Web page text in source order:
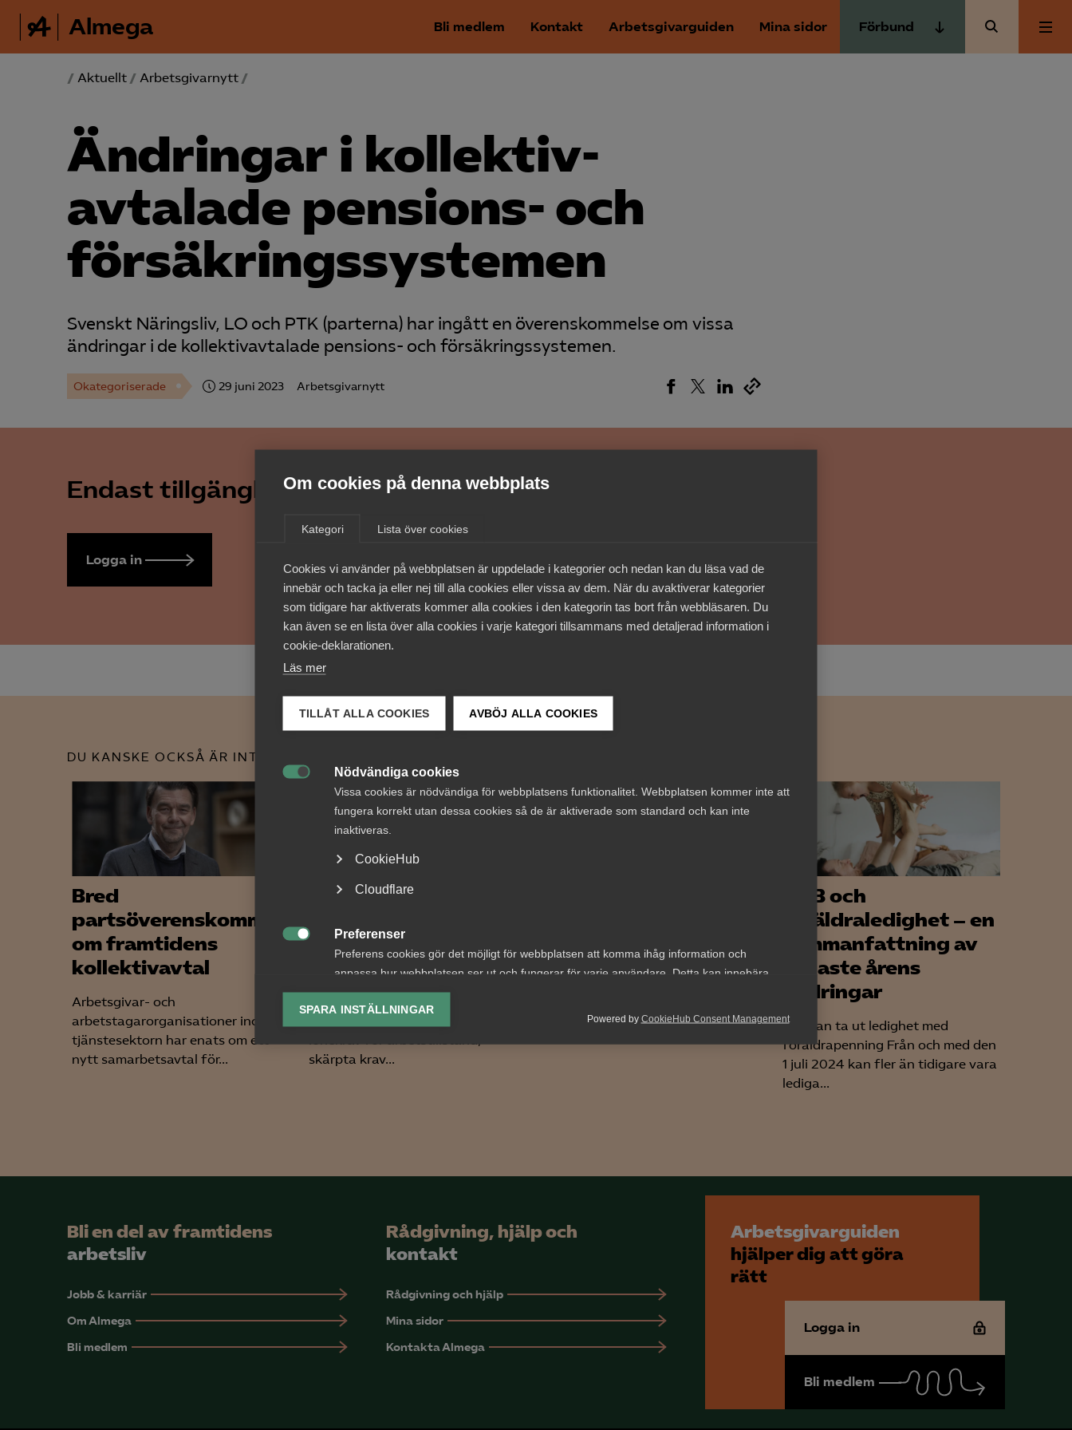
Om cookies på denna webbplats
Kategori Lista över cookies
Cookies vi använder på webbplatsen är uppdelade i kategorier och nedan kan du läsa vad de
innebär och tacka ja eller nej till alla cookies eller vissa av dem. När du avaktiverar kategorier
som tidigare har aktiverats kommer alla cookies i den kategorin tas bort från webbläsaren. Du
kan även se en lista över alla cookies i varje kategori tillsammans med detaljerad information i
cookie-deklarationen.
Läs mer
TILLÅT ALLA COOKIES AVBÖJ ALLA COOKIES
Nödvändiga cookies
Vissa cookies är nödvändiga för webbplatsens funktionalitet. Webbplatsen kommer inte att
fungera korrekt utan dessa cookies så de är aktiverade som standard och kan inte
inaktiveras.
CookieHub
Cloudflare
Preferenser
Preferens cookies gör det möjligt för webbplatsen att komma ihåg information och
anpassa hur webbplatsen ser ut och fungerar för varje användare. Detta kan innebära
lagring av vald valuta, region, språk eller färgschema.

Analys-cookies
Analyseringscookies hjälper oss förbättra webbplatsen genom att samla och rapportera
information om hur den används.
Marknadsförings-cookies
Marknadsförings-cookies används för att spåra gester på olika webbplatser för att kunna
Google Ads
YouTube
Powered by CookieHub Consent Management
SPARA INSTÄLLNINGAR
Almega Bli medlem Kontakt Arbetsgivarguiden Mina sidor Förbund
Press
Cookie-inställningar
/ Aktuellt / Arbetsgivarnytt /
Ändringar i kollektiv­
avtalade pensions- och
försäkringssystemen
Svenskt Näringsliv, LO och PTK (parterna) har ingått en överenskommelse om vissa
ändringar i de kollektivavtalade pensions- och försäkringssystemen.
Okategoriserade 29 juni 2023 Arbetsgivarnytt
Endast tillgänglig för medlemmar
Logga in
DU KANSKE OCKSÅ ÄR INTRESSERAD AV DETTA?
Bred
partsöverenskommelse
om framtidens
kollektivavtal
Arbetsgivar- och
arbetstagarorganisationer inom
tjänstesektorn har enats om ett
nytt samarbetsavtal för...
Nyheter om
sommaren 2026: Vad
gäller?
För arbetsgivare innebär årets
skärpta krav...
skjuts upp
Lönetransparensdirektivet
Syftet med direktivet är att stärka
VAB och
föräldraledighet – en
sammanfattning av
senaste årens
ändringar
Fler kan ta ut ledighet med
föräldrapenning Från och med den
1 juli 2024 kan fler än tidigare vara
lediga...
Bli en del av framtidens
arbetsliv
Jobb & karriär
Om Almega
Bli medlem
Rådgivning, hjälp och
kontakt
Rådgivning och hjälp
Mina sidor
Kontakta Almega
Arbetsgivarguiden
hjälper dig att göra
rätt
Logga in
Bli medlem